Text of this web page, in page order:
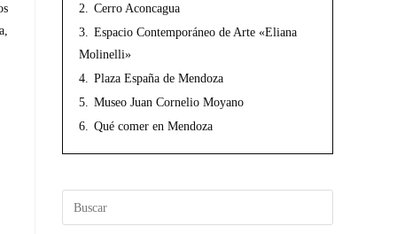
2.
Cerro Aconcagua
3.
Espacio Contemporáneo de Arte «Eliana
Molinelli»
4.
Plaza España de Mendoza
5.
Museo Juan Cornelio Moyano
6.
Qué comer en Mendoza